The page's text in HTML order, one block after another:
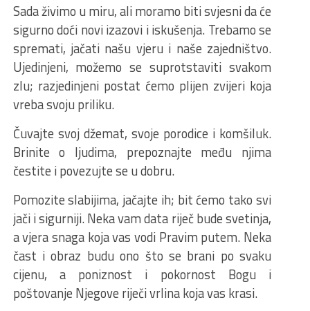
Sada živimo u miru, ali moramo biti svjesni da će
sigurno doći novi izazovi i iskušenja. Trebamo se
spremati, jačati našu vjeru i naše zajedništvo.
Ujedinjeni, možemo se suprotstaviti svakom
zlu; razjedinjeni postat ćemo plijen zvijeri koja
vreba svoju priliku.
Čuvajte svoj džemat, svoje porodice i komšiluk.
Brinite o ljudima, prepoznajte među njima
čestite i povezujte se u dobru.
Pomozite slabijima, jačajte ih; bit ćemo tako svi
jači i sigurniji. Neka vam data riječ bude svetinja,
a vjera snaga koja vas vodi Pravim putem. Neka
čast i obraz budu ono što se brani po svaku
cijenu, a poniznost i pokornost Bogu i
poštovanje Njegove riječi vrlina koja vas krasi.